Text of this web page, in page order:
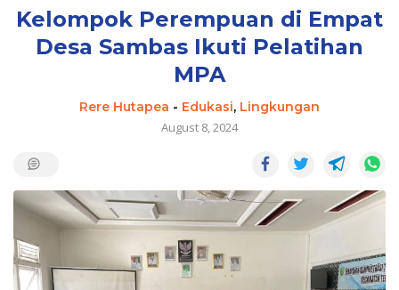
Kelompok Perempuan di Empat
Desa Sambas Ikuti Pelatihan
MPA
Rere Hutapea - Edukasi, Lingkungan
August 8, 2024